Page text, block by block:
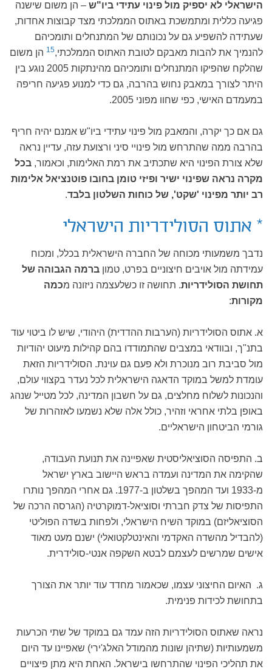
הישראלי לא יספיק מול פינוי עתידי ביו"ש – הן משום שישנה
פגיעה כללית ומתמשכת באתוס הממלכתי מצד קבוצות אחדות,
שעתידה להשפיע גם על נכונותם של המתנחלים ותומכיהם
להנמיך את להבות מאבקם לטובת האתוס הממלכתי,15 הן משום
שהלקח שהפיקו המתנחלים ותומכיהם מהינתקות 2005 נוגע בין
היתר לצורך במאבק נחוש בהרבה, גם כדי למנוע פגיעה חריפה
במעמדם האישי, כפי שחוו מפוני 2005.
גם אם כך יקרה, והמאבק מול פינוי עתידי ביו"ש אמנם יהיה חריף
בהרבה ממה שהתרחש מול פינויי סיני ורצועת עזה, עדיין נראה
שלא צורת הפינוי היא שתכתיב את רמת האלימות, וכאמור, בכל
מקרה נראה שפינוי ישיר ופיזי טומן בחובו פוטנציאל אלימות
רב יותר מפינוי 'שקט', של כוחות השלטון בלבד.
* אתוס הסולידריות הישראלי
נדבך משמעותי מכוחה של החברה הישראלית בכלל, ומכוח
עמידתה מול אויבים חיצוניים בפרט, טמון ברמה הגבוהה של
תחושת הסולידריות. תחושה זו כשלעצמה ניזונה מכמה
מקורות:
א. אתוס הסולידריות (הערבות ההדדית) היהודי, שיש לו ביטוי עוד
בתנ"ך, ובוודאי במצבים שהתמודדו בהם קהילות מיעוט יהודיות
מול סביבת רוב מנוכרת ולא פעם גם עוינת. הסולידריות הזאת
עומדת למשל במוקד הדאגה הישראלית לכל נעדר בקצווי עולם,
והנכונות לשלוח מחלצים, גם על חשבון המדינה, לכל מטייל שנהג
באופן בלתי אחראי וזהיר, כולל אלה שלא נשמעו לאזהרות של
גורמי הביטחון הישראליים.
ב. התפיסה הסוציאליסטית שאפיינה את תנועת העבודה,
שהקימה את המדינה ועמדה בראש היישוב בארץ ישראל
מ-1933 ועד המהפך בשלטון ב-1977. גם אחרי המהפך נותרו
התפיסות של צדק חברתי וסוציאל-דמוקרטיה (הגרסה הרכה של
הסוציאליזם) במוקד השיח הישראלי, ולפחות בשדה הפוליטי
(להבדיל מהשדה האקדמי והאינטלקטואלי) ישנם מעט מאוד
אישים שמרשים לעצמם לבטא השקפה אנטי-סולידרית.
ג. האיום החיצוני עצמו, שכאמור מחדד עוד יותר את הצורך
בתחושת לכידות פנימית.
נראה שאתוס הסולידריות הזה עמד גם במוקד של שתי הכרעות
משמעותיות (שתיהן שונות מהמודל האלג'ירי) שאפיינו עד היום
את תהליכי הפינוי שהתרחשו בישראל. האחת היא מתן פיצויים